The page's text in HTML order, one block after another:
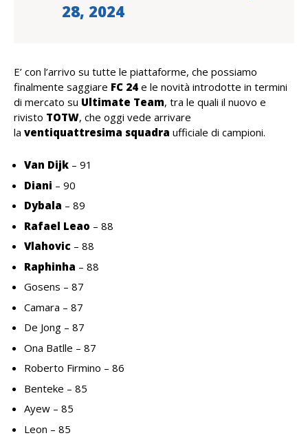
28, 2024
E’ con l’arrivo su tutte le piattaforme, che possiamo
finalmente saggiare FC 24 e le novità introdotte in termini
di mercato su Ultimate Team, tra le quali il nuovo e
rivisto TOTW, che oggi vede arrivare
la ventiquattresima squadra ufficiale di campioni.
Van Dijk – 91
Diani – 90
Dybala – 89
Rafael Leao – 88
Vlahovic – 88
Raphinha – 88
Gosens – 87
Camara – 87
De Jong – 87
Ona Batlle – 87
Roberto Firmino – 86
Benteke – 85
Ayew – 85
Leon – 85